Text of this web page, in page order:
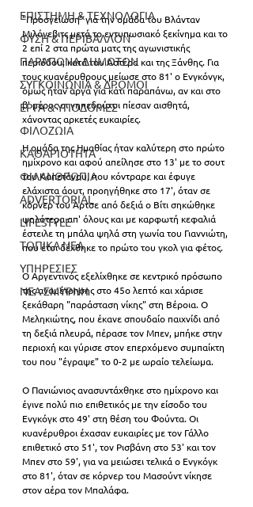
ΕΠΙΣΤΗΜΗ & ΤΕΧΝΟΛΟΓΙΑ
ΦΥΣΗ & ΠΕΡΙΒΑΛΛΟΝ
ΠΑΡΑΠΟΝΑ ΔΗΜΟΤΩΝ
ΣΥΓΚΟΙΝΩΝΙΑ & ΔΡΟΜΟΙ
ΕΡΓΑ & ΥΠΟΔΟΜΕΣ
ΦΙΛΟΖΩΙΑ
ΚΑΘΑΡΙΟΤΗΤΑ
ΦΙΛΑΝΘΡΩΠΙΑ
ADVERTORIAL
LIFESTYLE
ΤΟΠΙΚΑ ΝΕΑ
ΥΠΗΡΕΣΙΕΣ
ΝΕΑ ΣΜΥΡΝΗ
"Προσγείωση" για την ομάδα του Βλάνταν
Μιλόγεβιτς μετά το εντυπωσιακό ξεκίνημα και το
2 επί 2 στα πρώτα ματς της αγωνιστικής
περιόδου, κατά του Αστέρα και της Ξάνθης. Για
τους κυανέρυθρους μείωσε στο 81' ο Ενγκόνγκ,
όμως ήταν αργά για κάτι παραπάνω, αν και στο
β' μέρος οι γηπεδούχοι πίεσαν αισθητά,
χάνοντας αρκετές ευκαιρίες.
Η ομάδα της Ημαθίας ήταν καλύτερη στο πρώτο
ημίχρονο και αφού απείλησε στο 13' με το σουτ
του Καπετάνου, που κόντραρε και έφυγε
ελάχιστα άουτ, προηγήθηκε στο 17', όταν σε
κόρνερ του Άρτσε από δεξιά ο Βίτι σηκώθηκε
ψηλότερα απ' όλους και με καρφωτή κεφαλιά
έστειλε τη μπάλα ψηλά στη γωνία του Γιαννιώτη,
που έτσι δέχθηκε το πρώτο του γκολ για φέτος.
Ο Αργεντινός εξελίχθηκε σε κεντρικό πρόσωπο
της αναμέτρησης στο 45ο λεπτό και χάρισε
ξεκάθαρη "παράσταση νίκης" στη Βέροια. Ο
Μεληκιώτης, που έκανε σπουδαίο παιχνίδι από
τη δεξιά πλευρά, πέρασε τον Μπεν, μπήκε στην
περιοχή και γύρισε στον επερχόμενο συμπαίκτη
του που "έγραψε" το 0-2 με ωραίο τελείωμα.
Ο Πανιώνιος ανασυντάχθηκε στο ημίχρονο και
έγινε πολύ πιο επιθετικός με την είσοδο του
Ενγκόγκ στο 49' στη θέση του Φούντα. Οι
κυανέρυθροι έχασαν ευκαιρίες με τον Γάλλο
επιθετικό στο 51', τον Ρισβάνη στο 53' και τον
Μπεν στο 59', για να μειώσει τελικά ο Ενγκόγκ
στο 81', όταν σε κόρνερ του Μασούντ νίκησε
στον αέρα τον Μπαλάφα.